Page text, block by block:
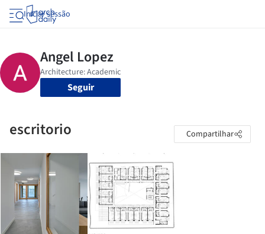
Iniciar sessão
Seguir
escritorio Compartilhar